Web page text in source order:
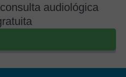
audiológica